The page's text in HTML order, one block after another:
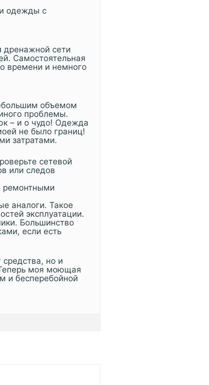
одежды с
дренажной сети
Самостоятельная
времени и немного
объемом
проблемы.
– и о чудо! Одежда
не было границ!
затратами.
сетевой
или следов
ремонтными
аналоги. Такое
эксплуатации.
Большинство
если есть
средства, но и
моя моющая
и бесперебойной